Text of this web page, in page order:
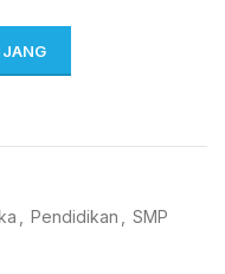
Pendidikan SMP